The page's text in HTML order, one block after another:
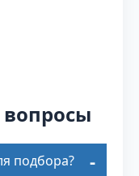
подбора?